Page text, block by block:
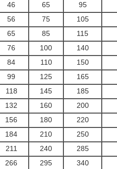
46 65 95
56 75 105
65 85 115
76 100 140
84 110 150
99 125 165
118 145 185
132 160 200
156 180 220
184 210 250
211 240 285
266 295 340